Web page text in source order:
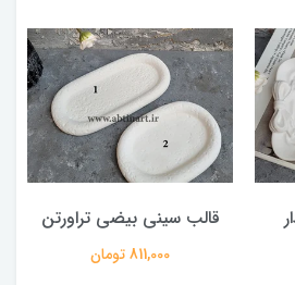
قالب سینی بیضی تراورتن
811,000 تومان